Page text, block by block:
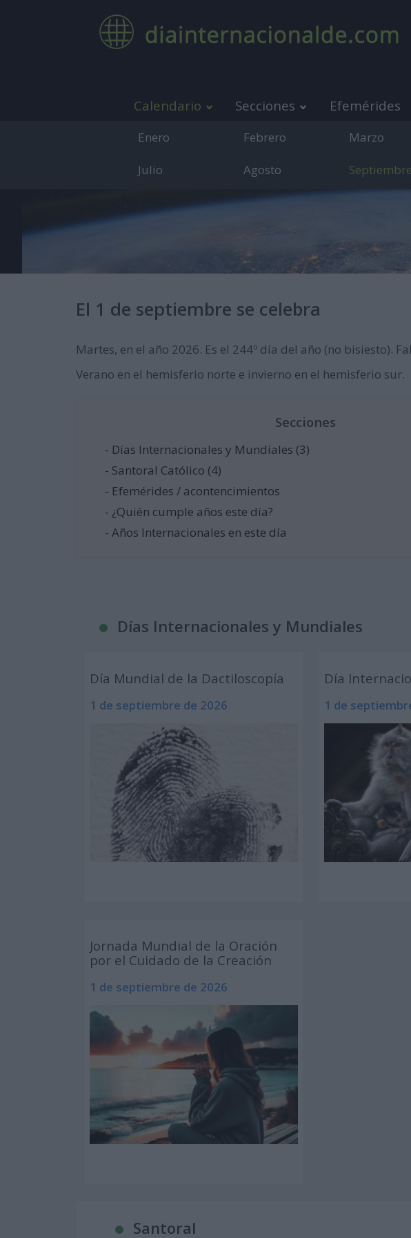
Calendario Secciones Efemérides
Medio de comunicación
Enero Febrero Marzo
Julio Agosto Septiembre
El 1 de septiembre se celebra
Martes, en el año 2026. Es el 244º día del año (no bisiesto).
Verano en el hemisferio norte e invierno en el hemisferio sur.
Secciones
- Días Internacionales y Mundiales (3)
- Santoral Católico (4)
- Efemérides / acontencimientos
- ¿Quién cumple años este día?
- Años Internacionales en este día
Días Internacionales y Mundiales
Día Mundial de la Dactiloscopía
1 de septiembre de 2026
Día
1 de
Jornada Mundial de la Oración
por el Cuidado de la Creación
1 de septiembre de 2026
Santoral